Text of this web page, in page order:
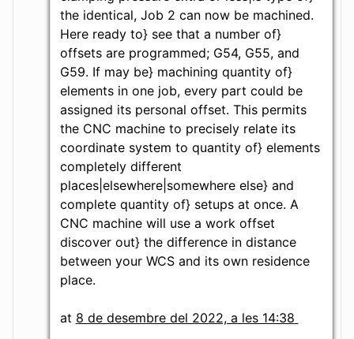
the identical, Job 2 can now be machined.
Here ready to} see that a number of}
offsets are programmed; G54, G55, and
G59. If may be} machining quantity of}
elements in one job, every part could be
assigned its personal offset. This permits
the CNC machine to precisely relate its
coordinate system to quantity of} elements
completely different
places|elsewhere|somewhere else} and
complete quantity of} setups at once. A
CNC machine will use a work offset
discover out} the difference in distance
between your WCS and its own residence
place.
at 8 de desembre del 2022, a les 14:38